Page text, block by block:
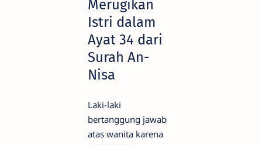
Merugikan
Istri dalam
Ayat 34 dari
Surah An-
Nisa
Laki-laki
bertanggung jawab
atas wanita karena